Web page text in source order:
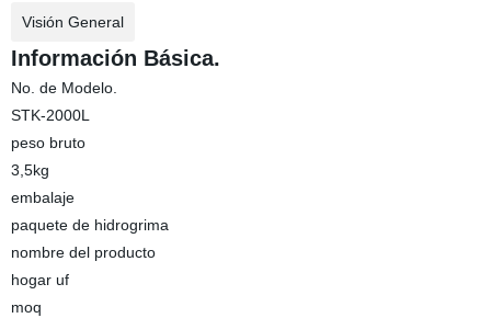
Visión General
Información Básica.
No. de Modelo.
STK-2000L
peso bruto
3,5kg
embalaje
paquete de hidrogrima
nombre del producto
hogar uf
moq